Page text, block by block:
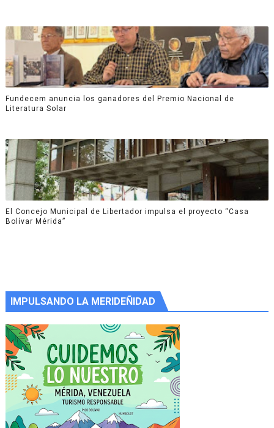
Fundecem anuncia los ganadores del Premio Nacional de
Literatura Solar
El Concejo Municipal de Libertador impulsa el proyecto “Casa
Bolívar Mérida”
IMPULSANDO LA MERIDEÑIDAD